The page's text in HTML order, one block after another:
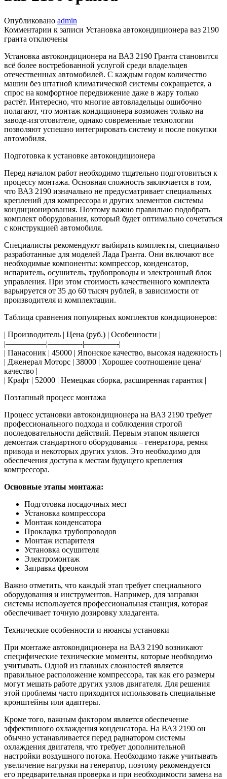
Опубликовано admin
Комментарии к записи Установка автокондиционера ваз 2190
гранта отключены
Установка автокондиционера на ВАЗ 2190 Гранта становится
всё более востребованной услугой среди владельцев
отечественных автомобилей. С каждым годом количество
машин без штатной климатической системы сокращается, а
спрос на комфортное передвижение даже в жару только
растёт. Интересно, что многие автовладельцы ошибочно
полагают, что монтаж кондиционера возможен только на
заводе-изготовителе, однако современные технологии
позволяют успешно интегрировать систему и после покупки
автомобиля.
Подготовка к установке автокондиционера
Перед началом работ необходимо тщательно подготовиться к
процессу монтажа. Основная сложность заключается в том,
что ВАЗ 2190 изначально не предусматривает специальных
креплений для компрессора и других элементов системы
кондиционирования. Поэтому важно правильно подобрать
комплект оборудования, который будет оптимально сочетаться
с конструкцией автомобиля.
Специалисты рекомендуют выбирать комплекты, специально
разработанные для моделей Лада Гранта. Они включают все
необходимые компоненты: компрессор, конденсатор,
испаритель, осушитель, трубопроводы и электронный блок
управления. При этом стоимость качественного комплекта
варьируется от 35 до 60 тысяч рублей, в зависимости от
производителя и комплектации.
Таблица сравнения популярных комплектов кондиционеров:
| Производитель | Цена (руб.) | Особенности |
|—————|————-|————-|
| Панасоник | 45000 | Японское качество, высокая надежность |
| Дженерал Моторс | 38000 | Хорошее соотношение цена/
качество |
| Крафт | 52000 | Немецкая сборка, расширенная гарантия |
Поэтапный процесс монтажа
Процесс установки автокондиционера на ВАЗ 2190 требует
профессионального подхода и соблюдения строгой
последовательности действий. Первым этапом является
демонтаж стандартного оборудования – генератора, ремня
привода и некоторых других узлов. Это необходимо для
обеспечения доступа к местам будущего крепления
компрессора.
Основные этапы монтажа:
Подготовка посадочных мест
Установка компрессора
Монтаж конденсатора
Прокладка трубопроводов
Монтаж испарителя
Установка осушителя
Электромонтаж
Заправка фреоном
Важно отметить, что каждый этап требует специального
оборудования и инструментов. Например, для заправки
системы используется профессиональная станция, которая
обеспечивает точную дозировку хладагента.
Технические особенности и нюансы установки
При монтаже автокондиционера на ВАЗ 2190 возникают
специфические технические моменты, которые необходимо
учитывать. Одной из главных сложностей является
правильное расположение компрессора, так как его размеры
могут мешать работе других узлов двигателя. Для решения
этой проблемы часто приходится использовать специальные
кронштейны или адаптеры.
Кроме того, важным фактором является обеспечение
эффективного охлаждения конденсатора. На ВАЗ 2190 он
обычно устанавливается перед радиатором системы
охлаждения двигателя, что требует дополнительной
настройки воздушного потока. Необходимо также учитывать
увеличение нагрузки на генератор, поэтому рекомендуется
его предварительная проверка и при необходимости замена на